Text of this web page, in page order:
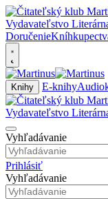
Doručenie
Knihy E-knihy
Vyhľadávanie
Prihlásiť
Vyhľadávanie